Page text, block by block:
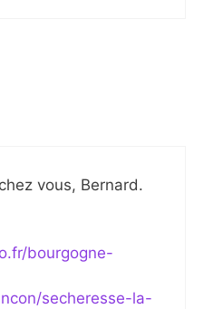
vous, Bernard.
bourgogne-
secheresse-la-